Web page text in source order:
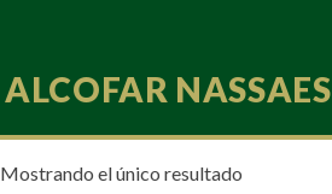
ALCOFAR NASSAES
Mostrando el único resultado